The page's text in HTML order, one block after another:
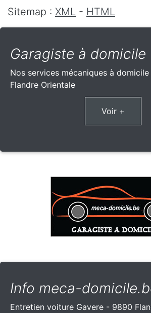
Sitemap : XML - HTML
Garagiste à domicile
Nos services mécaniques à
Flandre Orientale
Voir +
Info meca-
Entretien voiture Gavere - 9890